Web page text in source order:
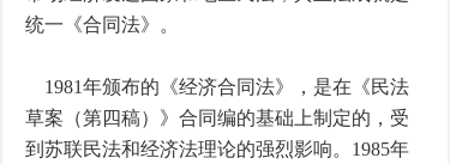
统一《合同法》。
1981年颁布的《经济合同法》，是在《民法
草案（第四稿）》合同编的基础上制定的，受
到苏联民法和经济法理论的强烈影响。1985年